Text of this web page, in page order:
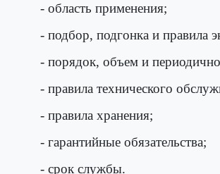
- область применения;
- подбор, подгонка и правила
- порядок, объем и
- правила технического
- правила хранения;
- гарантийные обязательства;
- срок службы.